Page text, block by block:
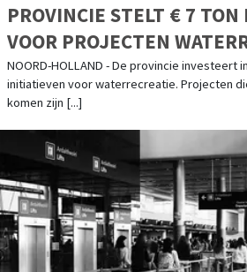
PROVINCIE STELT € 7 TON
VOOR PROJECTEN
NOORD-HOLLAND - De provincie investeert
initiatieven voor waterrecreatie. Projecten
komen zijn [...]